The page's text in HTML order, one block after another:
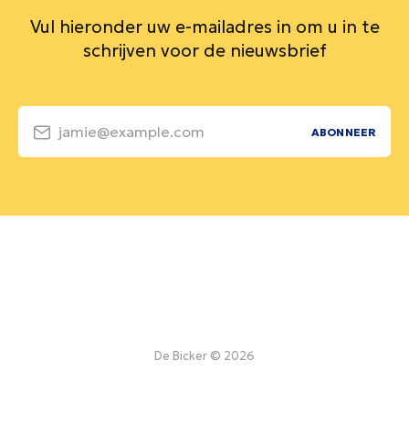
Vul hieronder uw e-mailadres in om u in te
schrijven voor de nieuwsbrief
jamie@example.com ABONNEER
De Bicker © 2026